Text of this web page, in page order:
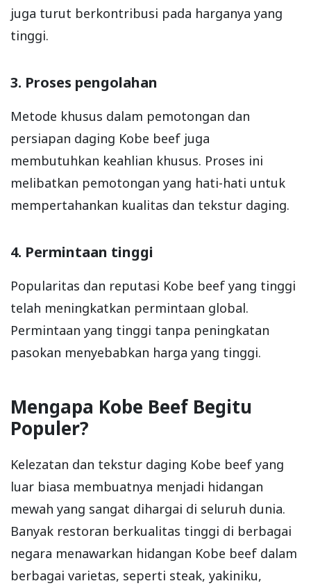
juga turut berkontribusi pada harganya yang
tinggi.
3. Proses pengolahan
Metode khusus dalam pemotongan dan
persiapan daging Kobe beef juga
membutuhkan keahlian khusus. Proses ini
melibatkan pemotongan yang hati-hati untuk
mempertahankan kualitas dan tekstur daging.
4. Permintaan tinggi
Popularitas dan reputasi Kobe beef yang tinggi
telah meningkatkan permintaan global.
Permintaan yang tinggi tanpa peningkatan
pasokan menyebabkan harga yang tinggi.
Mengapa Kobe Beef Begitu
Populer?
Kelezatan dan tekstur daging Kobe beef yang
luar biasa membuatnya menjadi hidangan
mewah yang sangat dihargai di seluruh dunia.
Banyak restoran berkualitas tinggi di berbagai
negara menawarkan hidangan Kobe beef dalam
berbagai varietas, seperti steak, yakiniku,